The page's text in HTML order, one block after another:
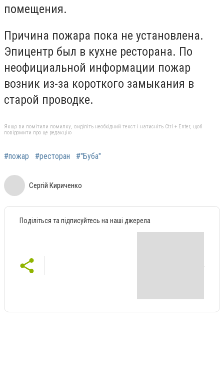
помещения.
Причина пожара пока не установлена.
Эпицентр был в кухне ресторана. По
неофициальной информации пожар
возник из-за короткого замыкания в
старой проводке.
Якщо ви помітили помилку, виділіть необхідний текст і натисніть Ctrl + Enter, щоб
повідомити про це редакцію
#пожар #ресторан #"Буба"
Сергій Кириченко
Поділіться та підписуйтесь на наші джерела